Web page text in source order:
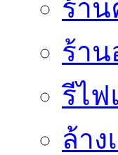
ร้าน
ร้าน
รีไ
ล้า